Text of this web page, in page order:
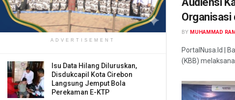
ADVERTISEMENT
​Isu Data Hilang Diluruskan,
Disdukcapil Kota Cirebon
Langsung Jemput Bola
Perekaman E-KTP
Organisasi
BY MUHAMMAD
PortalNusa.Id |
(KBB)